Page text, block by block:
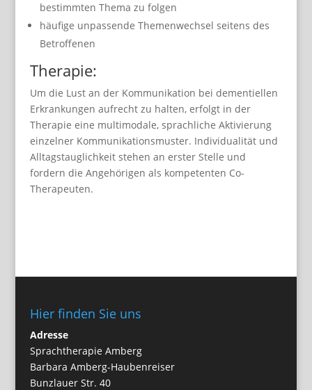
bestimmten Thema zu folgen
häufige unpassende Themenwechsel seitens des
Betroffenen
Therapie:
Um die Lust an der Kommunikation bei dementiellen
Erkrankungen aufrecht zu halten, erfolgt in der
Therapie eine multimodale, sprachliche Aktivierung
einzelner Kommunikationsmuster. Individualität und
Alltagstauglichkeit stehen an erster Stelle und
fordern die Angehörigen als kompetenten Co-
Therapeuten.
Hier finden Sie uns
Adresse
Sprachtherapie Amberg
Barbara Amberg-Haubenreiser
Bunzlauer Str. 40